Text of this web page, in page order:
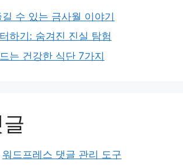
수 있는 금사월 이야기
하기: 숨겨진 진실 탐험
는 건강한 식단 7가지
워드프레스 댓글 관리 도구